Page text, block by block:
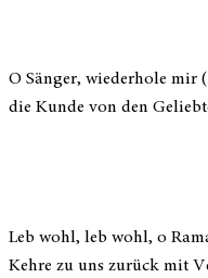
O Sänger, wiederhole mir
die Kunde von den
Leb wohl, leb wohl, o
Kehre zu uns zurück mit